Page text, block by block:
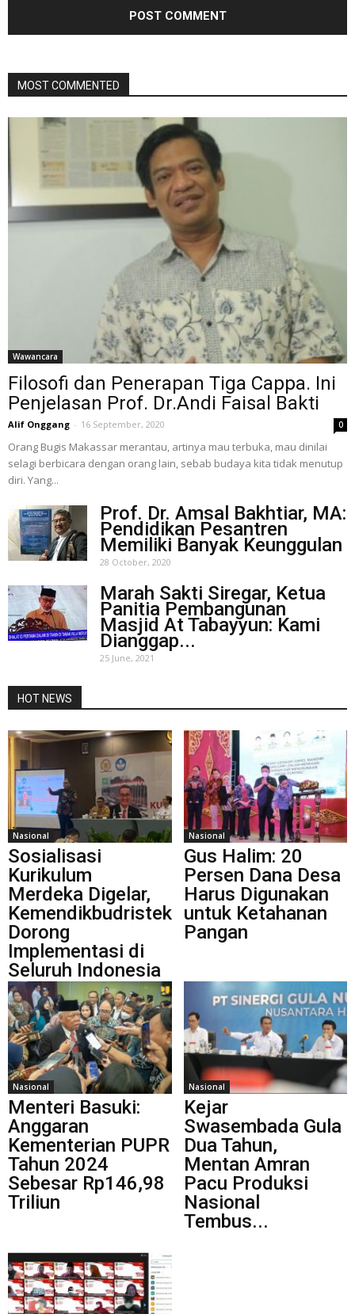
MOST COMMENTED
Wawancara
Filosofi dan Penerapan Tiga Cappa. Ini
Penjelasan Prof. Dr.Andi Faisal Bakti
Alif Onggang - 16 September, 2020 0
Orang Bugis Makassar merantau, artinya mau terbuka, mau dinilai
selagi berbicara dengan orang lain, sebab budaya kita tidak menutup
diri. Yang...
Prof. Dr. Amsal Bakhtiar, MA:
Pendidikan Pesantren
Memiliki Banyak Keunggulan
28 October, 2020
Marah Sakti Siregar, Ketua
Panitia Pembangunan
Masjid At Tabayyun: Kami
Dianggap...
25 June, 2021
HOT NEWS
Nasional
Sosialisasi
Kurikulum
Merdeka Digelar,
Kemendikbudristek
Dorong
Implementasi di
Seluruh Indonesia
Nasional
Gus Halim: 20
Persen Dana Desa
Harus Digunakan
untuk Ketahanan
Pangan
Nasional
Menteri Basuki:
Anggaran
Kementerian PUPR
Tahun 2024
Sebesar Rp146,98
Triliun
Nasional
Kejar
Swasembada Gula
Dua Tahun,
Mentan Amran
Pacu Produksi
Nasional
Tembus...